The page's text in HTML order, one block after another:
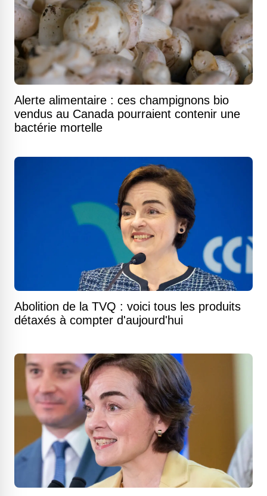
Alerte alimentaire : ces champignons bio
vendus au Canada pourraient contenir une
bactérie mortelle
Abolition de la TVQ : voici tous les produits
détaxés à compter d'aujourd'hui